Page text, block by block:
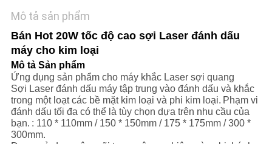
РУССКИЙ
САЙТ
SƠ
ĐỒ
TRANG
Mô tả sản phẩm
Bán Hot 20W tốc độ cao sợi Laser đánh dấu
máy cho kim loại
Mô tả Sản phẩm
Ứng dụng sản phẩm cho máy khắc Laser sợi quang
Sợi Laser đánh dấu máy tập trung vào đánh dấu và khắc
trong một loạt các bề mặt kim loại và phi kim loại. Phạm vi
đánh dấu tối đa có thể là tùy chọn dựa trên nhu cầu của
bạn. : 110 * 110mm / 150 * 150mm / 175 * 175mm / 300 *
300mm.